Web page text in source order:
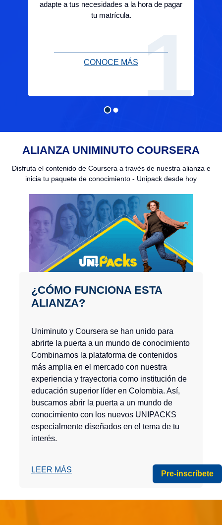
adapte a tus necesidades a la hora de pagar
tu matrícula.
CONOCE MÁS 1
ALIANZA UNIMINUTO COURSERA
Disfruta el contenido de Coursera a través de nuestra alianza e
inicia tu paquete de conocimiento - Unipack desde hoy
¿CÓMO FUNCIONA ESTA
ALIANZA?
Uniminuto y Coursera se han unido para
abrirte la puerta a un mundo de conocimiento
Combinamos la plataforma de contenidos
más amplia en el mercado con nuestra
experiencia y trayectoria como institución de
educación superior líder en Colombia. Así,
buscamos abrir la puerta a un mundo de
conocimiento con los nuevos UNIPACKS
especialmente diseñados en el tema de tu
interés.
LEER MÁS
Pre-inscríbete